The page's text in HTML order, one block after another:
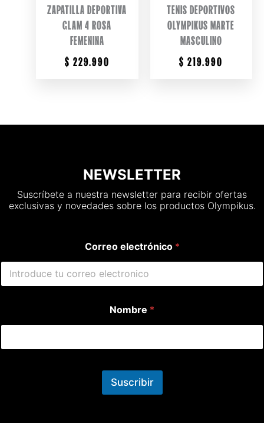
ZAPATILLA DEPORTIVA
GLAM 4 ROSA
FEMENINA
$ 229.990
TENIS DEPORTIVOS
OLYMPIKUS MARTE
MASCULINO
$ 219.990
NEWSLETTER
Suscríbete a nuestra newsletter para recibir ofertas
exclusivas y novedades sobre los productos Olympikus.
Correo electrónico *
Nombre *
Suscribir